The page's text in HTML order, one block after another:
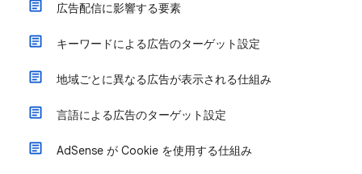
広告配信に影響する要素
キーワードによる広告のターゲット設定
地域ごとに異なる広告が表示される仕組み
言語による広告のターゲット設定
AdSense が Cookie を使用する仕組み